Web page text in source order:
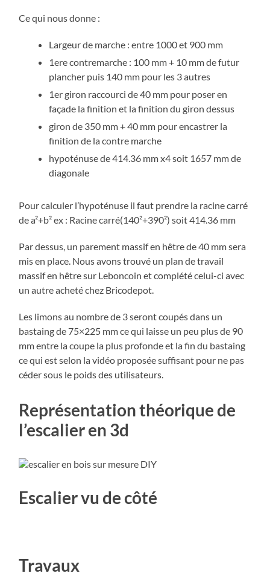
Ce qui nous donne :
Largeur de marche : entre 1000 et 900 mm
1ere contremarche : 100 mm + 10 mm de futur
plancher puis 140 mm pour les 3 autres
1er giron raccourci de 40 mm pour poser en
façade la finition et la finition du giron dessus
giron de 350 mm + 40 mm pour encastrer la
finition de la contre marche
hypoténuse de 414.36 mm x4 soit 1657 mm de
diagonale
Pour calculer l’hypoténuse il faut prendre la racine carré
de a²+b² ex : Racine carré(140²+390²) soit 414.36 mm
Par dessus, un parement massif en hêtre de 40 mm sera
mis en place. Nous avons trouvé un plan de travail
massif en hêtre sur Leboncoin et complété celui-ci avec
un autre acheté chez Bricodepot.
Les limons au nombre de 3 seront coupés dans un
bastaing de 75×225 mm ce qui laisse un peu plus de 90
mm entre la coupe la plus profonde et la fin du bastaing
ce qui est selon la vidéo proposée suffisant pour ne pas
céder sous le poids des utilisateurs.
Représentation théorique de
l’escalier en 3d
Escalier vu de côté
Travaux